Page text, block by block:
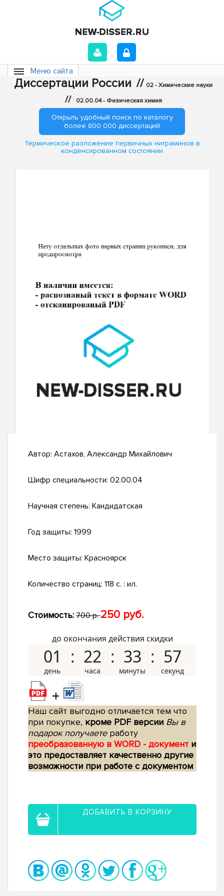
Меню сайта
Диссертации России // 02 - Химические науки
// 02.00.04 - Физическая химия
Открыть удобный поиск по каталогу
более 800 000 диссертаций
Термическое разложение первичных нитраминов в
конденсированном состоянии
Автор: Астахов, Александр Михайлович
Шифр специальности: 02.00.04
Научная степень: Кандидатская
Год защиты: 1999
Место защиты: Красноярск
Количество страниц: 118 с. : ил.
Стоимость: 700 р.250 руб.
до окончания действия скидки
01 22 33 56
+
Наш сайт выгодно отличается тем что
при покупке, кроме PDF версии Вы в
подарок получаетеработу
преобразованную в WORD - документ и
это предоставляет качественно другие
возможности при работе с документом
ДОБАВИТЬ В КОРЗИНУ